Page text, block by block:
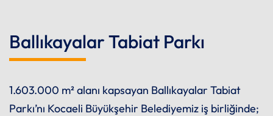
Ballıkayalar Tabiat Parkı
1.603.000 m² alanı kapsayan Ballıkayalar Tabiat
Parkı’nı Kocaeli Büyükşehir Belediyemiz iş birliğinde;